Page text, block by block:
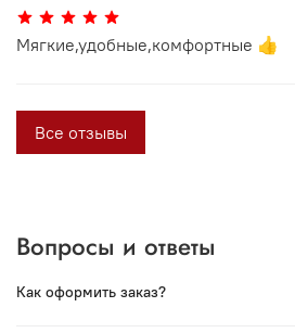
Мягкие,удобные,комфортные 👍
Все отзывы
Вопросы и ответы
Как оформить заказ?